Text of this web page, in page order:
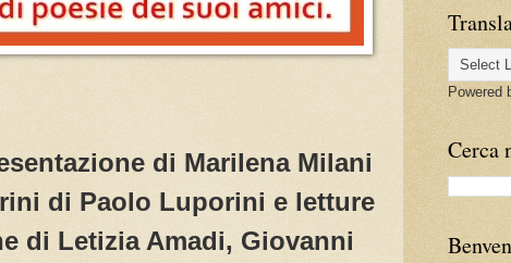
di Marilena Milani
di Paolo Luporini e letture
di Letizia Amadi, Giovanni
Powered
Cerca